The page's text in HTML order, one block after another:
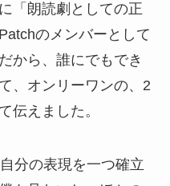
「朗読劇としての正
のメンバーとして
から、誰にでもでき
、オンリーワンの、2
伝えました。
分の表現を一つ確立